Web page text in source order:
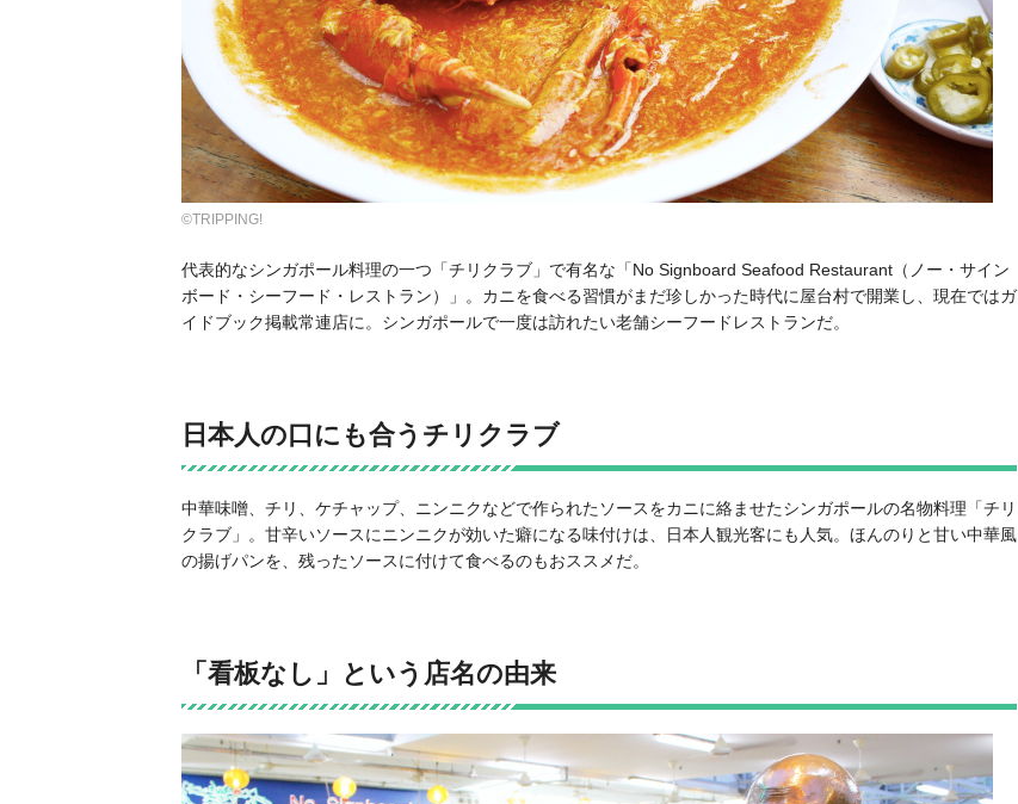
©TRIPPING!
代表的なシンガポール料理の一つ「チリクラブ」で有名な「No Signboard Seafood Restaurant（ノー・サイン
ボード・シーフード・レストラン）
」。カニを食べる習慣がまだ珍しかった時代に屋台村で開業し、現在ではガ
イドブック掲載常連店に。シンガポールで一度は訪れたい老舗シーフードレストランだ。
日本人の口にも合うチリクラブ
中華味噌、チリ、ケチャップ、ニンニクなどで作られたソースをカニに絡ませたシンガポールの名物料理「チリ
クラブ」。甘辛いソースにニンニクが効いた癖になる味付けは、日本人観光客にも人気。ほんのりと甘い中華風
の揚げパンを、残ったソースに付けて食べるのもおススメだ。
「看板なし」という店名の由来